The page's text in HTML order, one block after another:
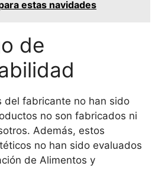
estas navidades
de
del fabricante no han sido
no son fabricados ni
Además, estos
no han sido evaluados
de Alimentos y